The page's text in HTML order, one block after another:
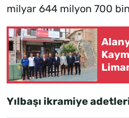
milyar 644 milyon 700
Yılbaşı ikramiye